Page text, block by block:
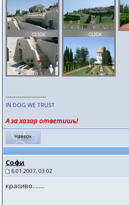
--------------------
IN DOG WE TRUST
А за хазар ответишь!
Софи
6.01.2007, 03:02
красиво........